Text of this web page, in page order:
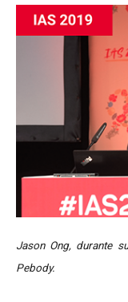
Jason Ong, durante
Pebody.